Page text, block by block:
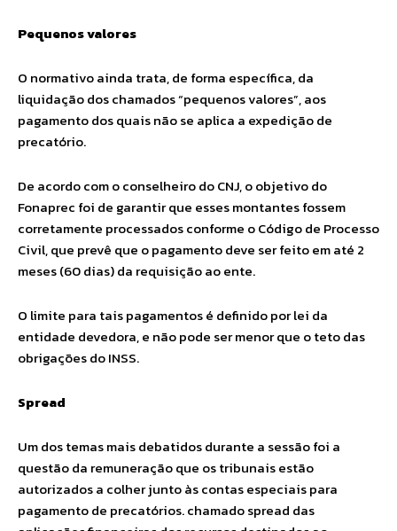
Pequenos valores
O normativo ainda trata, de forma específica, da
liquidação dos chamados “pequenos valores”, aos
pagamento dos quais não se aplica a expedição de
precatório.
De acordo com o conselheiro do CNJ, o objetivo do
Fonaprec foi de garantir que esses montantes fossem
corretamente processados conforme o Código de Processo
Civil, que prevê que o pagamento deve ser feito em até 2
meses (60 dias) da requisição ao ente.
O limite para tais pagamentos é definido por lei da
entidade devedora, e não pode ser menor que o teto das
obrigações do INSS.
Spread
Um dos temas mais debatidos durante a sessão foi a
questão da remuneração que os tribunais estão
autorizados a colher junto às contas especiais para
pagamento de precatórios. chamado spread das